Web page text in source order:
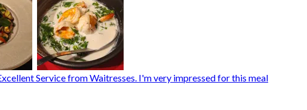
Service from Waitresses. I'm very impressed for this meal